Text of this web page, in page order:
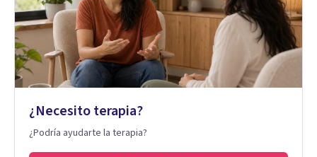
¿Necesito terapia?
¿Podría ayudarte la terapia?